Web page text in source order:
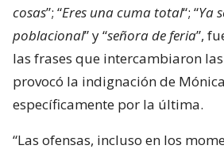
cosas”; “Eres una cuma total“; “Ya
poblacional” y “señora de feria”,
las frases que intercambiaron
provocó la indignación de
específicamente por la última.
“Las ofensas, incluso en los